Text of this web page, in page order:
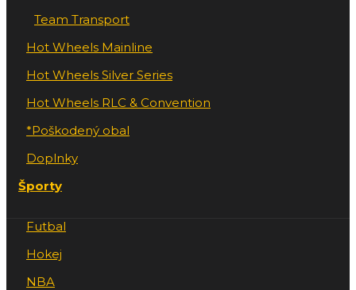
Team Transport
Hot Wheels Mainline
Hot Wheels Silver Series
Hot Wheels RLC & Convention
*Poškodený obal
Doplnky
Športy
Futbal
Hokej
NBA